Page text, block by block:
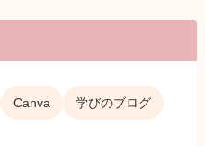
Canva 学びのブログ